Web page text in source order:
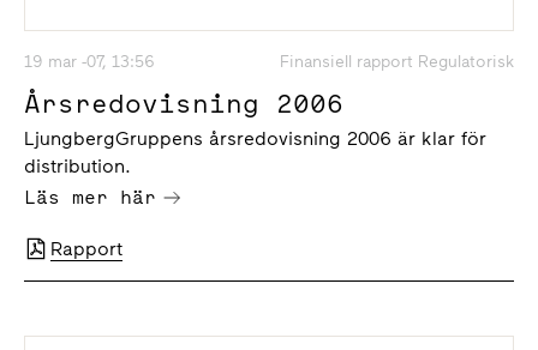
19 mar -07, 13:56 Finansiell rapport Regulatorisk
Årsredovisning 2006
LjungbergGruppens årsredovisning 2006 är klar för
distribution.
Läs mer här
Rapport